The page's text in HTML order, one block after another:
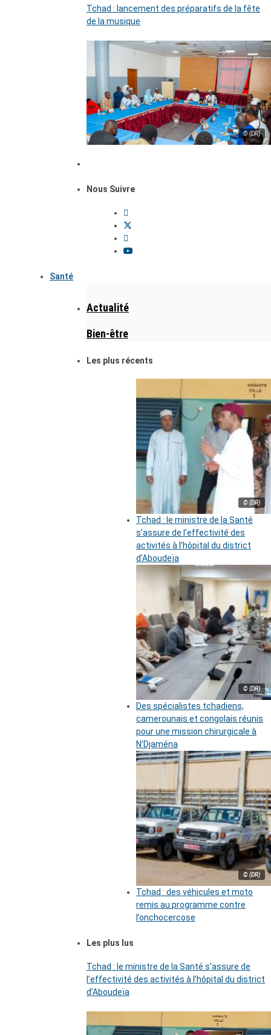
Tchad : lancement des préparatifs de la fête
de la musique
© (DR)
Nous Suivre
Santé
Actualité
Bien-être
Les plus récents
© (DR)
Tchad : le ministre de la Santé
s’assure de l’effectivité des
activités à l’hôpital du district
d’Aboudeïa
© (DR)
Des spécialistes tchadiens,
camerounais et congolais réunis
pour une mission chirurgicale à
N’Djaména
© (DR)
Tchad : des véhicules et moto
remis au programme contre
l’onchocercose
Les plus lus
Tchad : le ministre de la Santé s’assure de
l’effectivité des activités à l’hôpital du district
d’Aboudeïa